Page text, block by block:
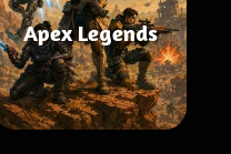
Apex Legends